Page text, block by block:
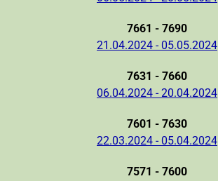
7661 - 7690
21.04.2024 - 05.05.2024
7631 - 7660
06.04.2024 - 20.04.2024
7601 - 7630
22.03.2024 - 05.04.2024
7571 - 7600